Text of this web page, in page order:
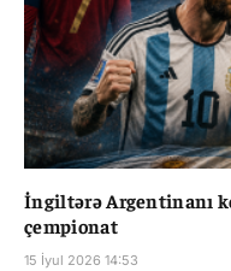
İngiltərə Argentinanı
çempionat
15 İyul 2026 14:53